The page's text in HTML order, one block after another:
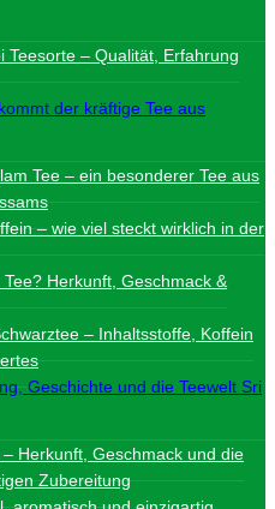
Teesorte – Qualität, Erfahrung
der kräftige Tee aus
Tee – ein besonderer Tee aus
– wie viel steckt wirklich in der
Tee? Herkunft, Geschmack &
– Inhaltsstoffe, Koffein
Geschichte und die Teewelt Sri
Herkunft, Geschmack und die
Zubereitung